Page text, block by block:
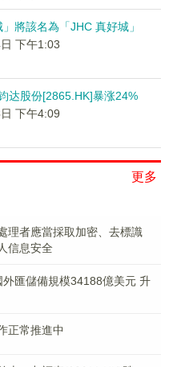
」將該名為「JHC 真好城」
下午1:03
达股份[2865.HK]暴涨24%
下午4:09
更多
理者應當採取加密、去標識
信息安全
匯儲備規模34188億美元 升
正常推進中